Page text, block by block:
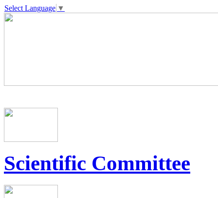
Select Language ▼
Scientific Committee